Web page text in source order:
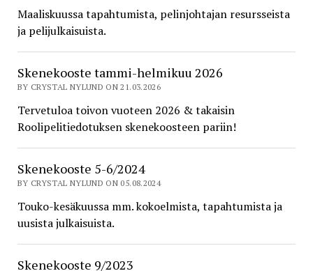
Maaliskuussa tapahtumista, pelinjohtajan resursseista
ja pelijulkaisuista.
Skenekooste tammi-helmikuu 2026
BY CRYSTAL NYLUND ON 21.03.2026
Tervetuloa toivon vuoteen 2026 & takaisin
Roolipelitiedotuksen skenekoosteen pariin!
Skenekooste 5-6/2024
BY CRYSTAL NYLUND ON 05.08.2024
Touko-kesäkuussa mm. kokoelmista, tapahtumista ja
uusista julkaisuista.
Skenekooste 9/2023